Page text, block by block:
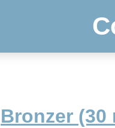
Bronzer (30